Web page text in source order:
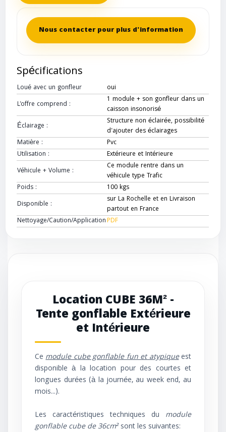
Nous contacter pour plus d'information
Spécifications
Loué avec un gonfleur
oui
L'offre comprend :
1 module + son gonfleur dans un
caisson insonorisé
Éclairage :
Structure non éclairée, possibilité
d'ajouter des éclairages
Matière :
Pvc
Utilisation :
Extérieure et Intérieure
Véhicule + Volume :
Ce module rentre dans un
véhicule type Trafic
Poids :
100 kgs
Disponible :
sur La Rochelle et en Livraison
partout en France
Nettoyage/Caution/ApplicationPDF
Location CUBE 36M² -
Tente gonflable Extérieure
et Intérieure
Cemodule cube gonflable fun et atypiqueest
disponible à la location pour des courtes et
longues durées (à la journée, au week end, au
mois...).
Les caractéristiques techniques du module
gonflable cube de 36cm²sont les suivantes: